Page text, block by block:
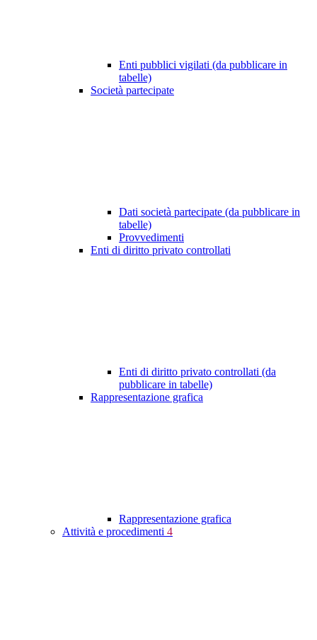
Enti pubblici vigilati (da pubblicare in
tabelle)
Società partecipate
Dati società partecipate (da pubblicare in
tabelle)
Provvedimenti
Enti di diritto privato controllati
Enti di diritto privato controllati (da
pubblicare in tabelle)
Rappresentazione grafica
Rappresentazione grafica
Attività e procedimenti 4